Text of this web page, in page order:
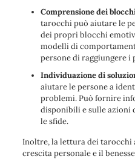
Comprensione dei
tarocchi può aiutare le
dei propri blocchi
modelli di
persone di raggiungere
Individuazione di
aiutare le persone a
problemi. Può fornire
disponibili e sulle azioni
le sfide.
Inoltre, la lettura dei tarocchi
crescita personale e il